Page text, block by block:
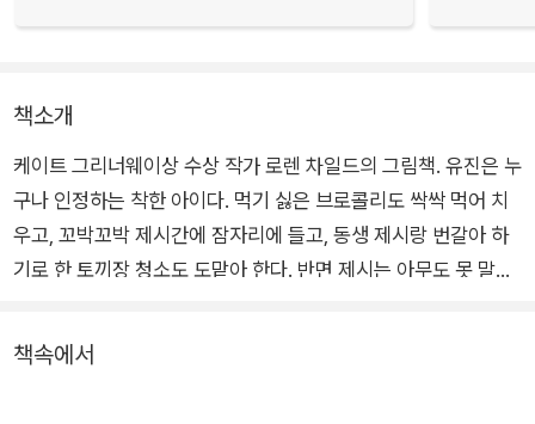
책소개
케이트 그리너웨이상 수상 작가 로렌 차일드의 그림책. 유진은 누
구나 인정하는 착한 아이다. 먹기 싫은 브로콜리도 싹싹 먹어 치
우고, 꼬박꼬박 제시간에 잠자리에 들고, 동생 제시랑 번갈아 하
기로 한 토끼장 청소도 도맡아 한다. 반면 제시는 아무도 못 말리
자를 먹으며 텔레비전을 본다.
책속에서